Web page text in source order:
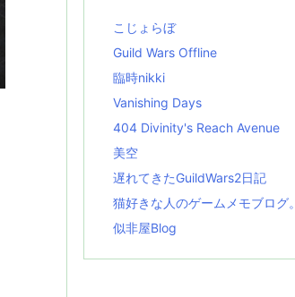
こじょらぼ
Guild Wars Offline
臨時nikki
Vanishing Days
404 Divinity's Reach Avenue
美空
遅れてきたGuildWars2日記
猫好きな人のゲームメモブログ。
似非屋Blog